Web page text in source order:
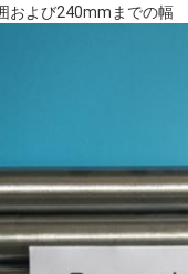
および240mmまでの幅